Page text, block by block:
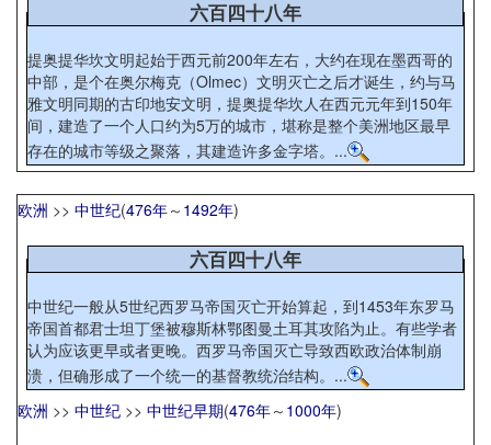
六百四十八年
提奥提华坎文明起始于西元前200年左右，大约在现在墨西哥的
中部，是个在奥尔梅克（Olmec）文明灭亡之后才诞生，约与马
雅文明同期的古印地安文明，提奥提华坎人在西元元年到150年
间，建造了一个人口约为5万的城市，堪称是整个美洲地区最早
存在的城市等级之聚落，其建造许多金字塔。...
欧洲 >> 中世纪(476年～ 1492年)
六百四十八年
中世纪一般从5世纪西罗马帝国灭亡开始算起，到1453年东罗马
帝国首都君士坦丁堡被穆斯林鄂图曼土耳其攻陷为止。有些学者
认为应该更早或者更晚。西罗马帝国灭亡导致西欧政治体制崩
溃，但确形成了一个统一的基督教统治结构。...
欧洲 >> 中世纪 >> 中世纪早期(476年～ 1000年)